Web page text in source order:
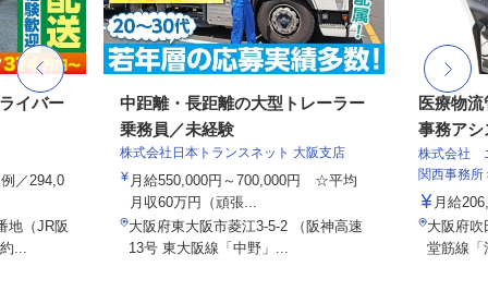
イバー
／294,0
地（JR阪
...
中距離・長距離の大型トレーラー
乗務員／未経験
株式会社日本トランスネット 大阪支店
月給550,000円～700,000円 ☆平均
月収60万円（頑張...
大阪府東大阪市菱江3-5-2 （阪神高速
13号 東大阪線「中野」...
医療物
事務アシ
株式会社
関西事務所
月給
大阪府吹
堂筋線「